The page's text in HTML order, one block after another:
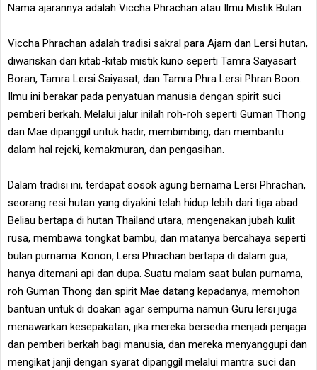
Nama ajarannya adalah Viccha Phrachan atau Ilmu Mistik Bulan.
Viccha Phrachan adalah tradisi sakral para Ajarn dan Lersi hutan,
diwariskan dari kitab-kitab mistik kuno seperti Tamra Saiyasart
Boran, Tamra Lersi Saiyasat, dan Tamra Phra Lersi Phran Boon.
Ilmu ini berakar pada penyatuan manusia dengan spirit suci
pemberi berkah. Melalui jalur inilah roh-roh seperti Guman Thong
dan Mae dipanggil untuk hadir, membimbing, dan membantu
dalam hal rejeki, kemakmuran, dan pengasihan.
Dalam tradisi ini, terdapat sosok agung bernama Lersi Phrachan,
seorang resi hutan yang diyakini telah hidup lebih dari tiga abad.
Beliau bertapa di hutan Thailand utara, mengenakan jubah kulit
rusa, membawa tongkat bambu, dan matanya bercahaya seperti
bulan purnama. Konon, Lersi Phrachan bertapa di dalam gua,
hanya ditemani api dan dupa. Suatu malam saat bulan purnama,
roh Guman Thong dan spirit Mae datang kepadanya, memohon
bantuan untuk di doakan agar sempurna namun Guru lersi juga
menawarkan kesepakatan, jika mereka bersedia menjadi penjaga
dan pemberi berkah bagi manusia, dan mereka menyanggupi dan
mengikat janji dengan syarat dipanggil melalui mantra suci dan